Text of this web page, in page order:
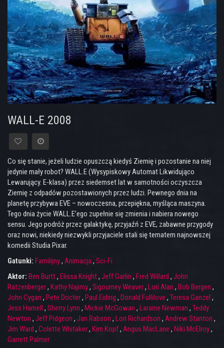
WALL-E 2008
Co się stanie, jeżeli ludzie opuszczą kiedyś Ziemię i pozostanie na niej
jedynie mały robot? WALL.E (Wysypiskowy Automat Likwidująco
Lewarujący. E-klasa) przez siedemset lat w samotności oczyszcza
Ziemię z odpadów pozostawionych przez ludzi. Pewnego dnia na
planetę przybywa EVE – nowoczesna, przepiękna, myśląca maszyna.
Tego dnia życie WALL.E’ego zupełnie się zmienia i nabiera nowego
sensu. Jego podróż przez galaktykę, przyjaźń z EVE, zabawne przygody
oraz nowi, niekiedy niezwykli przyjaciele stali się tematem najnowszej
komedii Studia Pixar.
Gatunki: Familijny, Animacja, Sci-Fi
Aktor: Ben Burtt, Elissa Knight, Jeff Garlin , Fred Willard , John
Ratzenberger, Kathy Najimy, Sigourney Weaver, Lori Alan , Bob Bergen ,
John Cygan , Pete Docter, Paul Eiding , Donald Fullilove , Teresa Ganzel ,
Jess Harnell , Sherry Lynn , Mickie McGowan , Laraine Newman , Teddy
Newton , Jeff Pidgeon , Jan Rabson , Lori Richardson , Andrew Stanton ,
Jim Ward , Colette Whitaker, Kim Kopf, Angus MacLane , Niki McElroy,
Garrett Palmer